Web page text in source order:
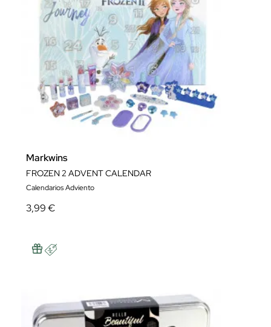
Markwins
FROZEN 2 ADVENT CALENDAR
Calendarios Adviento
3,99 €